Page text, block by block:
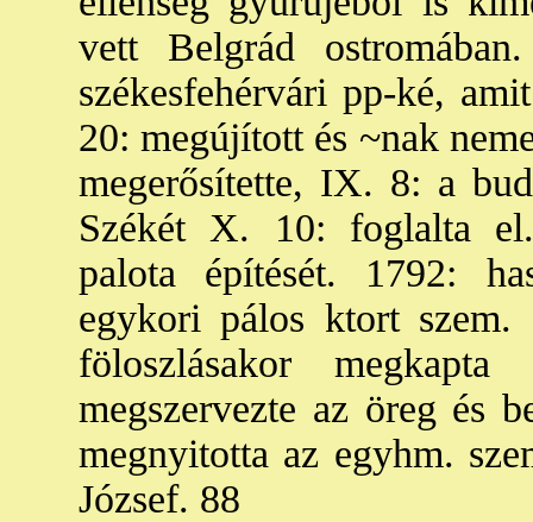
vett Belgrád
székesfehérvári pp-ké,
20: megújított és ~nak
megerősítette, IX. 8: a
Székét X. 10: foglalta
palota építését. 1792:
egykori pálos ktort
föloszlásakor
megszervezte az öreg és
megnyitotta az egyhm.
József. 88